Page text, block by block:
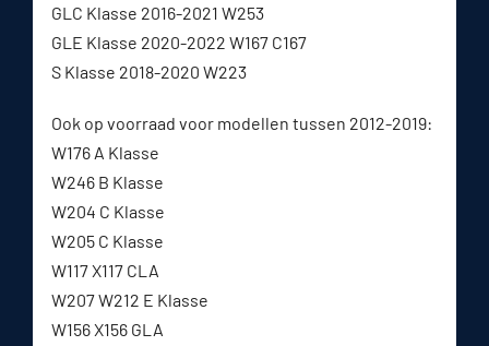
GLC Klasse 2016-2021 W253
GLE Klasse 2020-2022 W167 C167
S Klasse 2018-2020 W223
Ook op voorraad voor modellen tussen 2012-2019:
W176 A Klasse
W246 B Klasse
W204 C Klasse
W205 C Klasse
W117 X117 CLA
W207 W212 E Klasse
W156 X156 GLA